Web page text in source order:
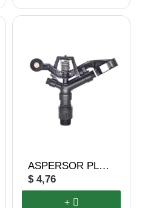
ASPERSOR PLÁSTICO
$ 4,76
+